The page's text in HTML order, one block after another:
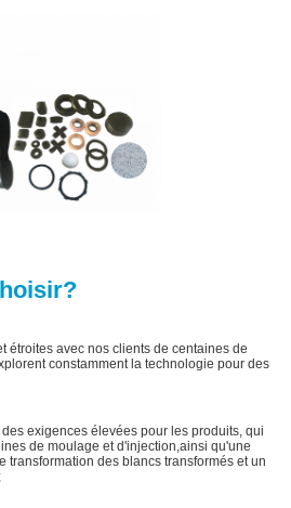
étroites avec nos clients de centaines de
constamment la technologie pour des
exigences élevées pour les produits, qui
de moulage et d'injection,ainsi qu'une
transformation des blancs transformés et un